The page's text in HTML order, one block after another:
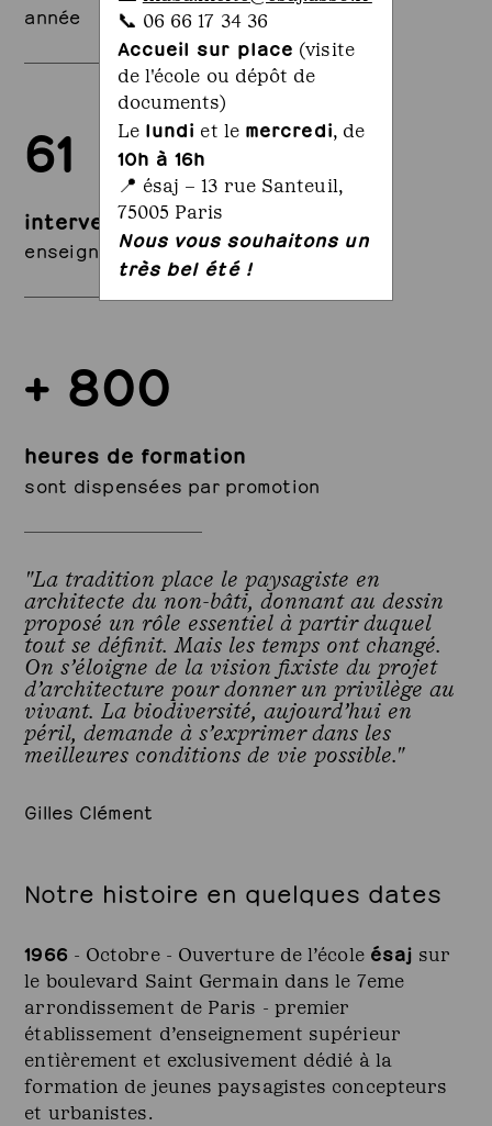
📞 06 66 17 34 36
Accueil sur place (visite
de l'école ou dépôt de
documents)
Le lundi et le mercredi, de
10h à 16h
📍 ésaj – 13 rue Santeuil,
75005 Paris
Nous vous souhaitons un
très bel été !
année
61
intervenants
enseignent à l'ésaj
+ 800
heures de formation
sont dispensées par promotion
"La tradition place le paysagiste en
architecte du non-bâti, donnant au dessin
proposé un rôle essentiel à partir duquel
tout se définit. Mais les temps ont changé.
On s’éloigne de la vision fixiste du projet
d’architecture pour donner un privilège au
vivant. La biodiversité, aujourd’hui en
péril, demande à s’exprimer dans les
meilleures conditions de vie possible."
Gilles Clément
Notre histoire en quelques dates
1966 - Octobre - Ouverture de l’école ésaj sur
le boulevard Saint Germain dans le 7eme
arrondissement de Paris - premier
établissement d’enseignement supérieur
entièrement et exclusivement dédié à la
formation de jeunes paysagistes concepteurs
et urbanistes.